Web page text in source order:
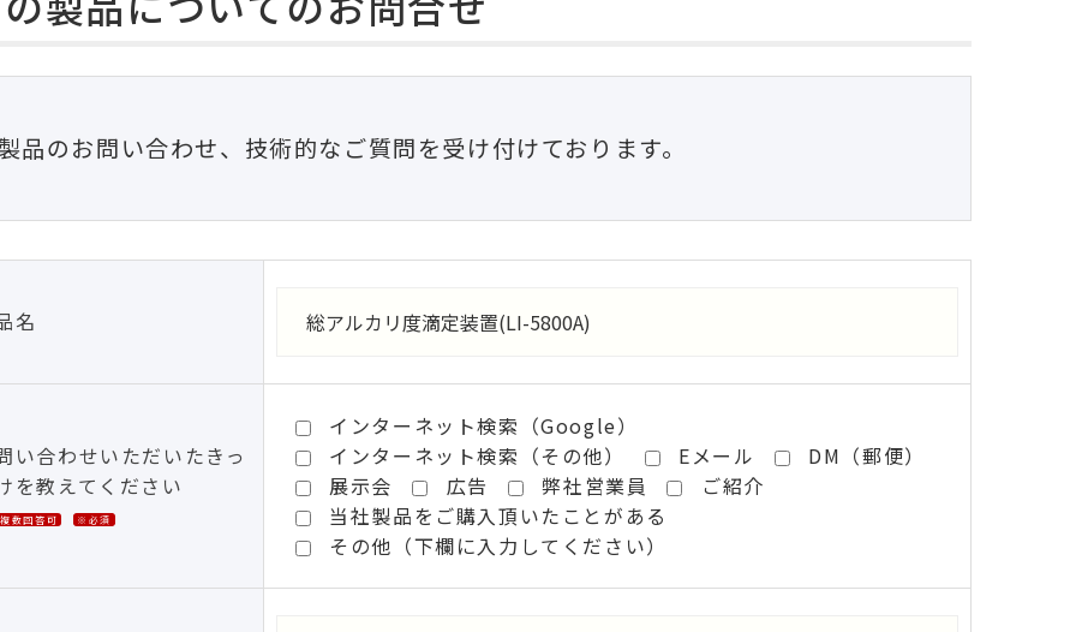
品のお問い合わせ、技術的なご質問を受け付けております。
名
い合わせいただいたきっ
を教えてください
数回答可 ※必須
インターネット検索（Google）
インターネット検索（その他）
Eメール
DM（郵便）
展示会
広告 弊社営業員
ご紹介
当社製品をご購入頂いたことがある
その他（下欄に入力してください）